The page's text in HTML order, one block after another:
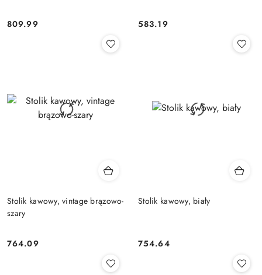
Cena:
809.99 Cena:
583.19
Stolik kawowy, vintage brązowo-
szary
Cena:
764.09
Stolik kawowy, biały
Cena:
754.64